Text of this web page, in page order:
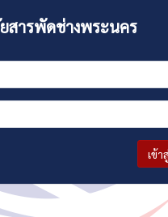
สารพัดช่างพระนคร
เข้